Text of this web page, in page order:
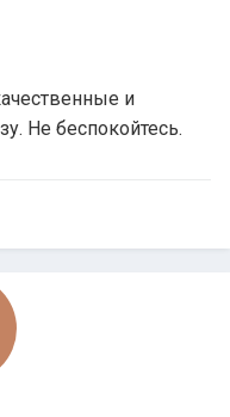
и
Не беспокойтесь.